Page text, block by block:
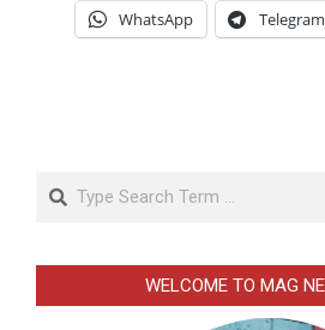
WhatsApp Telegram
Search
WELCOME TO MAG